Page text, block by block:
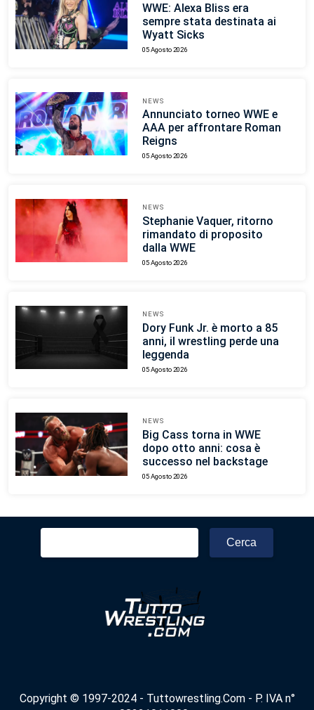
WWE: Alexa Bliss era
sempre stata destinata ai
Wyatt Sicks
05 Agosto 2026
NEWS
Annunciato torneo WWE e
AAA per affrontare Roman
Reigns
05 Agosto 2026
NEWS
Stephanie Vaquer, ritorno
rimandato di proposito
dalla WWE
05 Agosto 2026
NEWS
Dory Funk Jr. è morto a 85
anni, il wrestling perde una
leggenda
05 Agosto 2026
NEWS
Big Cass torna in WWE
dopo otto anni: cosa è
successo nel backstage
05 Agosto 2026
Ricerca
Copyright © 1997-2024 - Tuttowrestling.Com - P. IVA n°